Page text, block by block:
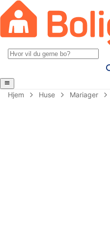
Hjem Huse Mariager